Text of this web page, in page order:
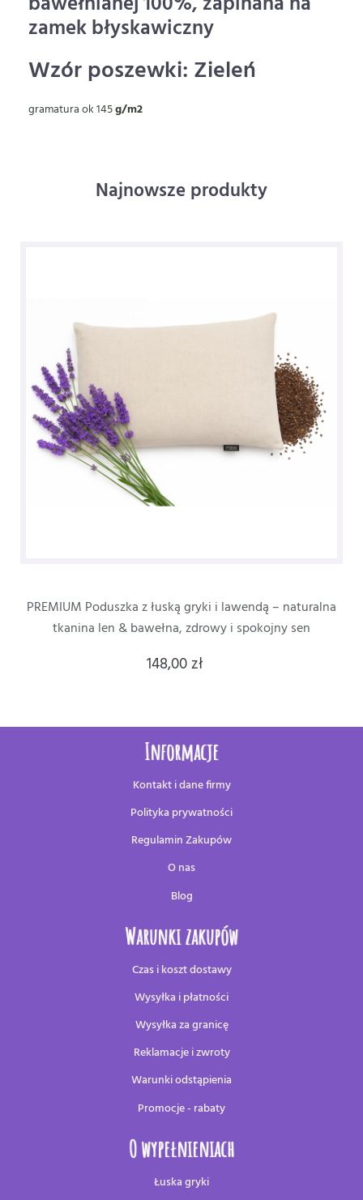
zamek błyskawiczny
Wzór poszewki: Zieleń
gramatura ok 145g/m2
Najnowsze produkty
PREMIUM Poduszka z łuską gryki i lawendą – naturalna
tkanina len & bawełna, zdrowy i spokojny sen
148,00 zł
Informacje
Kontakt i dane firmy
Polityka prywatności
Regulamin Zakupów
O nas
Blog
Warunki zakupów
Czas i koszt dostawy
Wysyłka i płatności
Wysyłka za granicę
Reklamacje i zwroty
Warunki odstąpienia
Promocje - rabaty
O wypełnieniach
Łuska gryki